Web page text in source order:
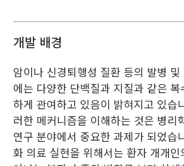
개발 배경
암이나 신경퇴행성 질환 등의 발병
에는 다양한 단백질과 지질과 같은
하게 관여하고 있음이 밝혀지고 있습
러한 메커니즘을 이해하는 것은 병리
연구 분야에서 중요한 과제가 되었습
화 의료 실현을 위해서는 환자 개개인